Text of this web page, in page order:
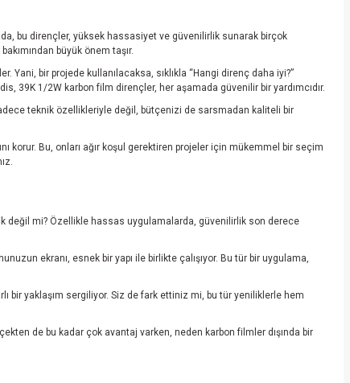
bu dirençler, yüksek hassasiyet ve güvenilirlik sunarak birçok
büyük önem taşır.
Yani, bir projede kullanılacaksa, sıklıkla “Hangi direnç daha iyi?”
1/2W karbon film dirençler, her aşamada güvenilir bir yardımcıdır.
teknik özellikleriyle değil, bütçenizi de sarsmadan kaliteli bir
korur. Bu, onları ağır koşul gerektiren projeler için mükemmel bir seçim
değil mi? Özellikle hassas uygulamalarda, güvenilirlik son derece
ekranı, esnek bir yapı ile birlikte çalışıyor. Bu tür bir uygulama,
bir yaklaşım sergiliyor. Siz de fark ettiniz mi, bu tür yeniliklerle hem
de bu kadar çok avantaj varken, neden karbon filmler dışında bir